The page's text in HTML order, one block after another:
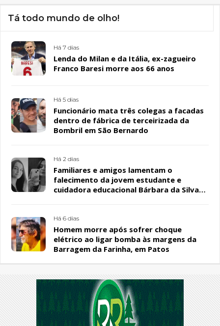
Tá todo mundo de olho!
Há 7 dias
Lenda do Milan e da Itália, ex-zagueiro
Franco Baresi morre aos 66 anos
Há 5 dias
Funcionário mata três colegas a facadas
dentro de fábrica de terceirizada da
Bombril em São Bernardo
Há 2 dias
Familiares e amigos lamentam o
falecimento da jovem estudante e
cuidadora educacional Bárbara da Silva
Há 6 dias
Homem morre após sofrer choque
elétrico ao ligar bomba às margens da
Barragem da Farinha, em Patos